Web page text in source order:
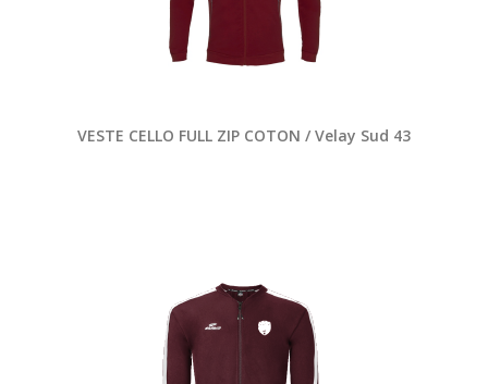
VESTE CELLO FULL ZIP COTON / Velay Sud 43